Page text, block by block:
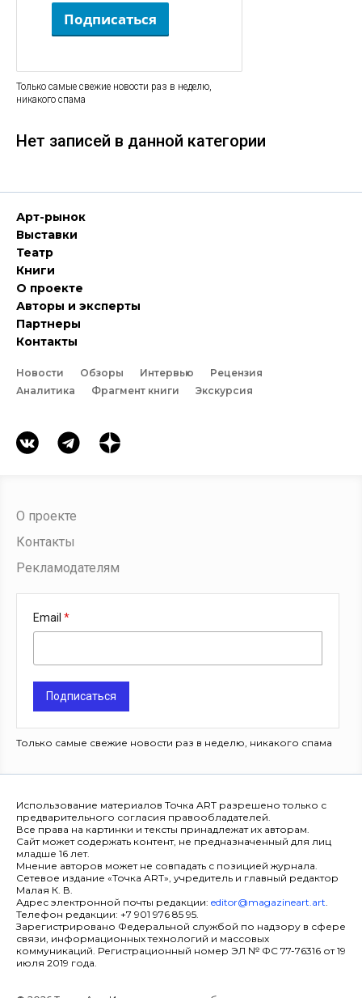
Подписаться
Только самые свежие новости раз в неделю,
никакого спама
Нет записей в данной категории
Арт-рынок
Выставки
Театр
Книги
О проекте
Авторы и эксперты
Партнеры
Контакты
Новости Обзоры Интервью
Рецензия
Аналитика
Фрагмент книги Экскурсия
О проекте
Контакты
Рекламодателям
Email
Подписаться
Только самые свежие новости раз в неделю, никакого спама
Использование материалов Точка ART разрешено только с
предварительного согласия правообладателей.
Все права на картинки и тексты принадлежат их авторам.
Сайт может содержать контент, не предназначенный для лиц
младше 16 лет.
Мнение авторов может не совпадать с позицией журнала.
Сетевое издание «Точка ART», учредитель и главный редактор
Малая К. В.
Адрес электронной почты редакции: editor@magazineart.art.
Телефон редакции: +7 901 976 85 95.
Зарегистрировано Федеральной службой по надзору в сфере
связи, информационных технологий и массовых
коммуникаций. Регистрационный номер ЭЛ № ФС 77-76316 от 19
июля 2019 года.